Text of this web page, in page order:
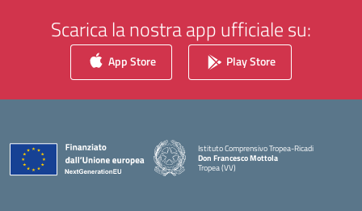
Scarica la nostra app ufficiale su:
App Store Play Store
Istituto Comprensivo Tropea-Ricadi
Don Francesco Mottola
Tropea (VV)
— Visita la pagina iniziale della scuola